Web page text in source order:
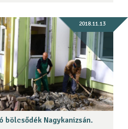
2018.11.13
bölcsődék Nagykanizsán.